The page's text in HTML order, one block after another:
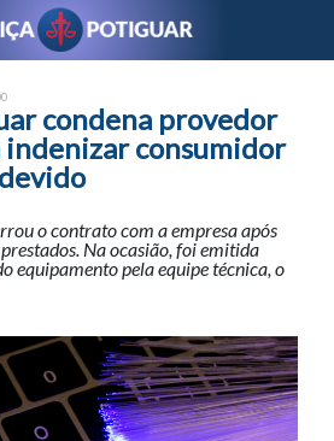
condena provedor
consumidor
o contrato com a empresa após
Na ocasião, foi emitida
equipamento pela equipe técnica, o